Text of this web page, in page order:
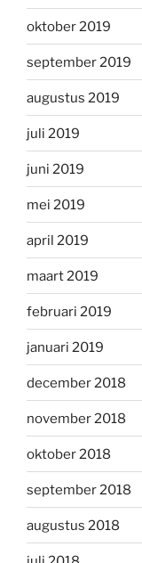
oktober 2019
september 2019
augustus 2019
juli 2019
juni 2019
mei 2019
april 2019
maart 2019
februari 2019
januari 2019
december 2018
november 2018
oktober 2018
september 2018
augustus 2018